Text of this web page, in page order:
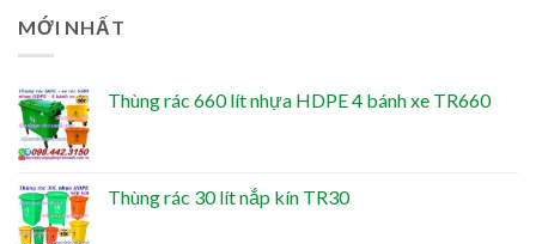
MỚI NHẤT
Thùng rác 660 lít nhựa HDPE 4 bánh xe TR660
Thùng rác 30 lít nắp kín TR30